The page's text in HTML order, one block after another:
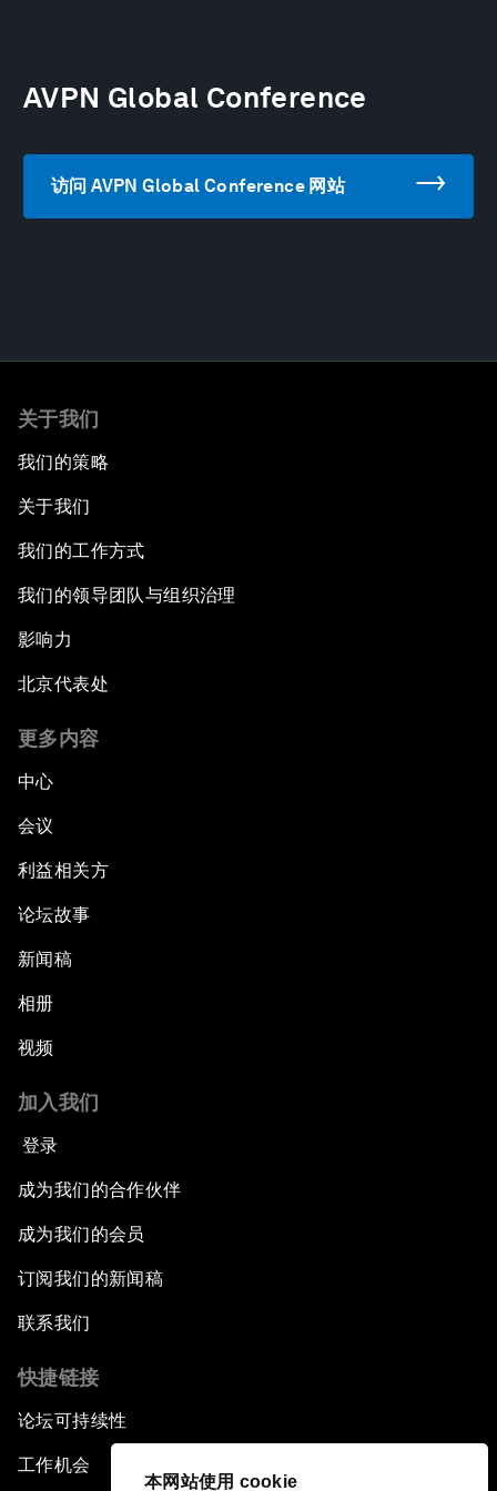
本网站使用 cookie
AVPN Global Conference
访问 AVPN Global Conference 网站
关于我们
我们的策略
关于我们
我们的工作方式
我们的领导团队与组织治理
影响力
北京代表处
更多内容
中心
会议
利益相关方
论坛故事
新闻稿
相册
视频
加入我们
登录
成为我们的合作伙伴
成为我们的会员
订阅我们的新闻稿
联系我们
快捷链接
论坛可持续性
工作机会